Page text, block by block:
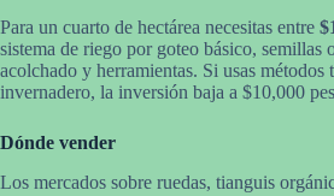
Para un cuarto de hectárea necesitas entre
sistema de riego por goteo básico, semillas
acolchado y herramientas. Si usas métodos
invernadero, la inversión baja a $10,000
Dónde vender
Los mercados sobre ruedas, tianguis